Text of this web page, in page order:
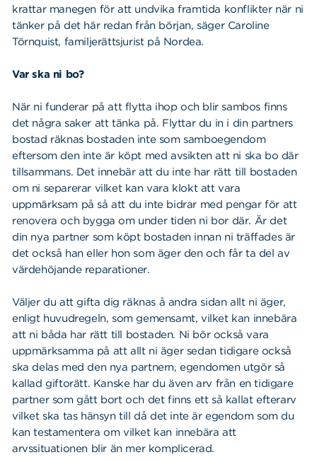
krattar manegen för att undvika framtida konflikter när ni
tänker på det här redan från början, säger Caroline
Törnquist, familjerättsjurist på Nordea.
Var ska ni bo?
När ni funderar på att flytta ihop och blir sambos finns
det några saker att tänka på. Flyttar du in i din partners
bostad räknas bostaden inte som samboegendom
eftersom den inte är köpt med avsikten att ni ska bo där
tillsammans. Det innebär att du inte har rätt till bostaden
om ni separerar vilket kan vara klokt att vara
uppmärksam på så att du inte bidrar med pengar för att
renovera och bygga om under tiden ni bor där. Är det
din nya partner som köpt bostaden innan ni träffades är
det också han eller hon som äger den och får ta del av
värdehöjande reparationer.
Väljer du att gifta dig räknas å andra sidan allt ni äger,
enligt huvudregeln, som gemensamt, vilket kan innebära
att ni båda har rätt till bostaden. Ni bör också vara
uppmärksamma på att allt ni äger sedan tidigare också
ska delas med den nya partnern, egendomen utgör så
kallad giftorätt. Kanske har du även arv från en tidigare
partner som gått bort och det finns ett så kallat efterarv
vilket ska tas hänsyn till då det inte är egendom som du
kan testamentera om vilket kan innebära att
arvssituationen blir än mer komplicerad.